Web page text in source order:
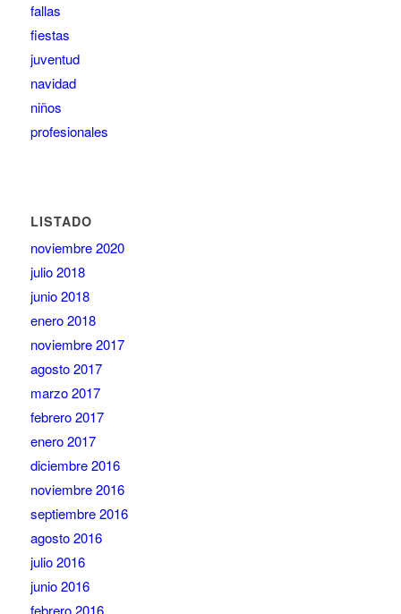
fallas
fiestas
juventud
navidad
niños
profesionales
LISTADO
noviembre 2020
julio 2018
junio 2018
enero 2018
noviembre 2017
agosto 2017
marzo 2017
febrero 2017
enero 2017
diciembre 2016
noviembre 2016
septiembre 2016
agosto 2016
julio 2016
junio 2016
febrero 2016